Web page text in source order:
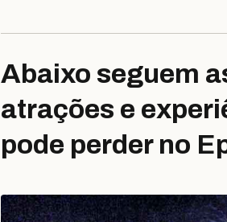
Abaixo seguem
atrações e
pode perder no